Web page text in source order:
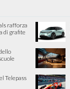
rafforza
di grafite
Telepass